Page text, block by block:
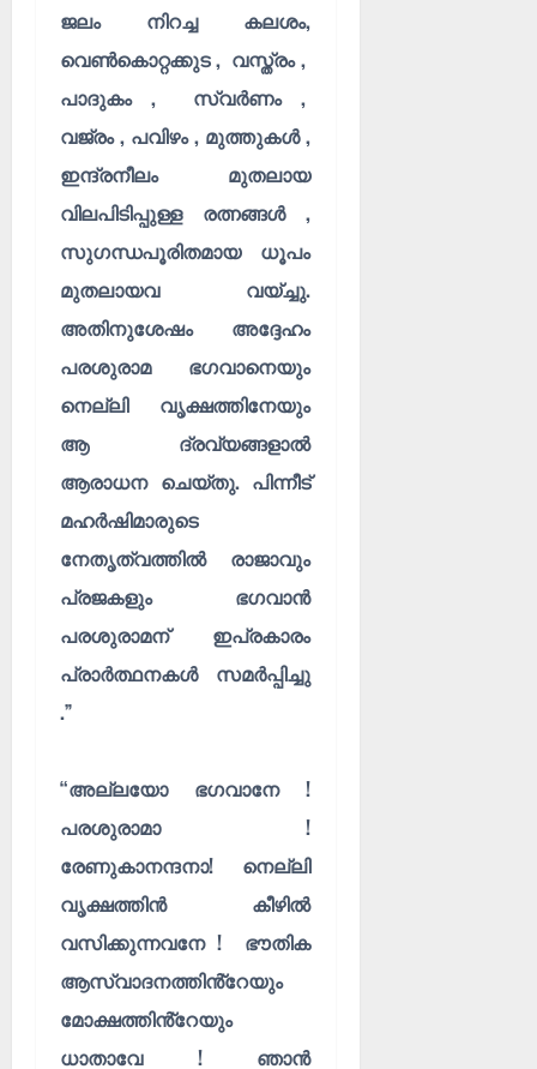
ജലം നിറച്ച കലശം,
വെൺകൊറ്റക്കുട , വസ്ത്രം ,
പാദുകം , സ്വർണം ,
വജ്രം , പവിഴം , മുത്തുകൾ ,
ഇന്ദ്രനീലം മുതലായ
വിലപിടിപ്പുള്ള രത്നങ്ങൾ ,
സുഗന്ധപൂരിതമായ ധൂപം
മുതലായവ വയ്ച്ചു.
അതിനുശേഷം അദ്ദേഹം
പരശുരാമ ഭഗവാനെയും
നെല്ലി വൃക്ഷത്തിനേയും
ആ ദ്രവ്യങ്ങളാൽ
ആരാധന ചെയ്തു. പിന്നീട്
മഹർഷിമാരുടെ
നേതൃത്വത്തിൽ രാജാവും
പ്രജകളും ഭഗവാൻ
പരശുരാമന് ഇപ്രകാരം
പ്രാർത്ഥനകൾ സമർപ്പിച്ചു
.”
“അല്ലയോ ഭഗവാനേ !
പരശുരാമാ !
രേണുകാനന്ദനാ! നെല്ലി
വൃക്ഷത്തിൻ കീഴിൽ
വസിക്കുന്നവനേ ! ഭൗതിക
ആസ്വാദനത്തിൻ്റേയും
മോക്ഷത്തിൻ്റേയും
ധാതാവേ ! ഞാൻ